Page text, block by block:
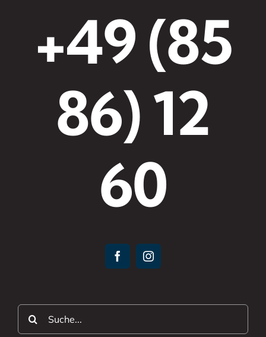
+49 (85
86) 12
60
Suche
nach: